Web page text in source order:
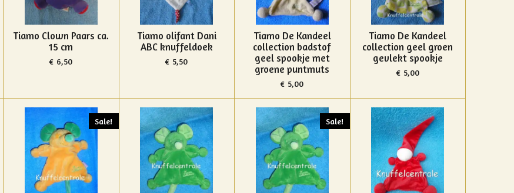
Tiamo Clown Paars ca.
15 cm
€ 6,50
Tiamo olifant Dani
ABC knuffeldoek
€ 5,50
Tiamo De Kandeel
collection badstof
geel spookje met
groene puntmuts
€ 5,00
Tiamo De Kandeel
collection geel groen
gevlekt spookje
€ 5,00
Sale! Sale!